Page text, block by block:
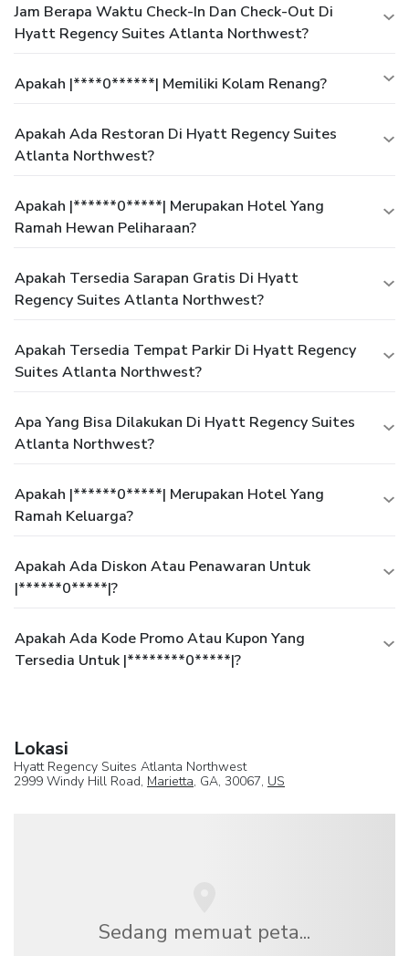
Jam Berapa Waktu Check-In Dan Check-Out Di
Hyatt Regency Suites Atlanta Northwest?
Apakah |****0******| Memiliki Kolam Renang?
Apakah Ada Restoran Di Hyatt Regency Suites
Atlanta Northwest?
Apakah |******0*****| Merupakan Hotel Yang
Ramah Hewan Peliharaan?
Apakah Tersedia Sarapan Gratis Di Hyatt
Regency Suites Atlanta Northwest?
Apakah Tersedia Tempat Parkir Di Hyatt Regency
Suites Atlanta Northwest?
Apa Yang Bisa Dilakukan Di Hyatt Regency Suites
Atlanta Northwest?
Apakah |******0*****| Merupakan Hotel Yang
Ramah Keluarga?
Apakah Ada Diskon Atau Penawaran Untuk
|******0*****|?
Apakah Ada Kode Promo Atau Kupon Yang
Tersedia Untuk |********0*****|?
Lokasi
Hyatt Regency Suites Atlanta Northwest
2999 Windy Hill Road, Marietta, GA, 30067, US
Sedang memuat peta...